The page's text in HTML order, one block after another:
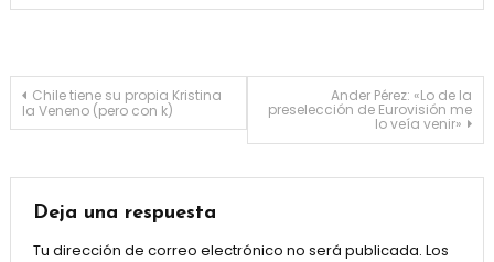
Navegación de entradas
Chile tiene su propia Kristina
la Veneno (pero con k)
Ander Pérez: «Lo de la
preselección de Eurovisión me
lo veía venir»
Deja una respuesta
Tu dirección de correo electrónico no será publicada. Los